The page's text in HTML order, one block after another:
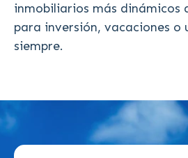
inmobiliarios más dinámicos
para inversión, vacaciones o
siempre.